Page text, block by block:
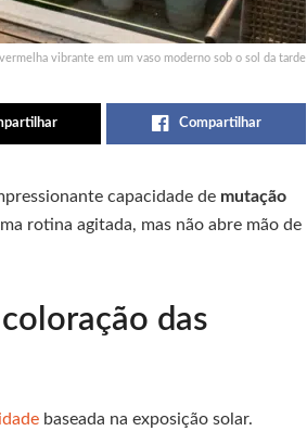
vibrante em um vaso moderno sob o sol da tarde
Compartilhar
capacidade de mutação
rotina agitada, mas não abre mão de
das
baseada na exposição solar.